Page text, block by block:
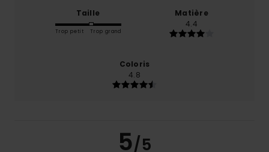
Taille
Trop petit Trop grand
Matière
4.4
Coloris
4.8
5/5